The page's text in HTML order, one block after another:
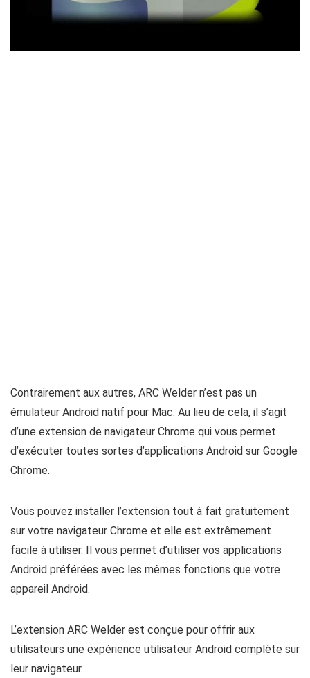
Contrairement aux autres, ARC Welder n’est pas un
émulateur Android natif pour Mac. Au lieu de cela, il s’agit
d’une extension de navigateur Chrome qui vous permet
d’exécuter toutes sortes d’applications Android sur Google
Chrome.
Vous pouvez installer l’extension tout à fait gratuitement
sur votre navigateur Chrome et elle est extrêmement
facile à utiliser. Il vous permet d’utiliser vos applications
Android préférées avec les mêmes fonctions que votre
appareil Android.
L’extension ARC Welder est conçue pour offrir aux
utilisateurs une expérience utilisateur Android complète sur
leur navigateur.